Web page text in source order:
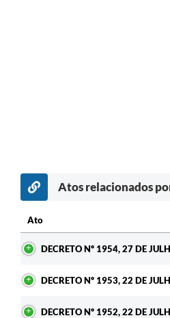
Atos relacionados
Ato
DECRETO Nº 1954, 27 DE
DECRETO Nº 1953, 22 DE
DECRETO Nº 1952, 22 DE